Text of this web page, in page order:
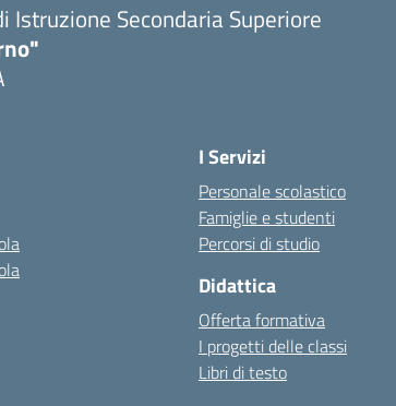
Istruzione Secondaria Superiore
I Servizi
Personale scolastico
Famiglie e studenti
Percorsi di studio
Didattica
Offerta formativa
I progetti delle classi
Libri di testo